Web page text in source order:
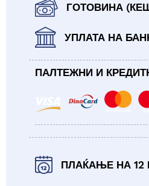
ГОТОВИНА
УПЛАТА НА
ПАЛТЕЖНИ И
ПЛАЌАЊЕ НА 12